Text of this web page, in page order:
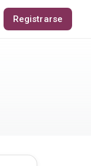
Registrarse